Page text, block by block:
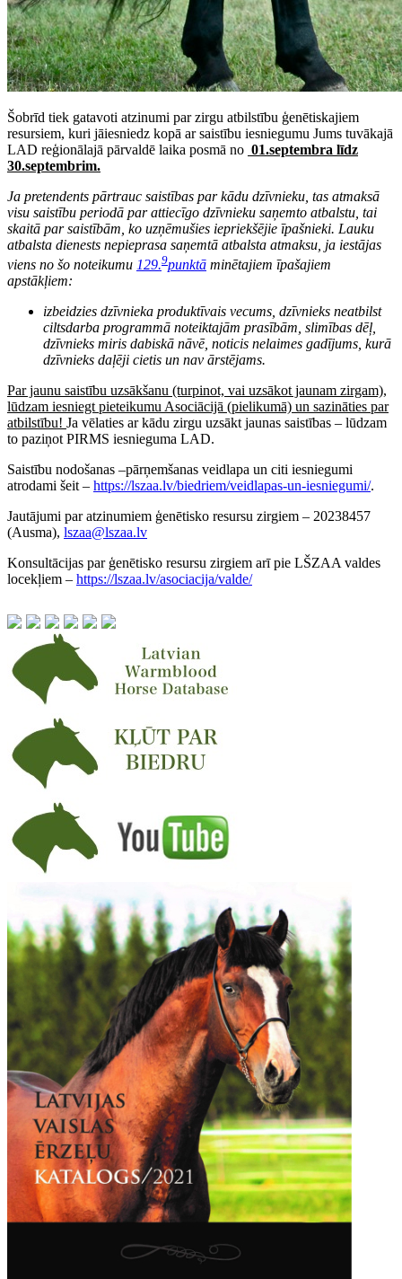
Šobrīd tiek gatavoti atzinumi par zirgu atbilstību ģenētiskajiem
resursiem, kuri jāiesniedz kopā ar saistību iesniegumu Jums tuvākajā
LAD reģionālajā pārvaldē laika posmā no 01.septembra līdz
30.septembrim.
Ja pretendents pārtrauc saistības par kādu dzīvnieku, tas atmaksā
visu saistību periodā par attiecīgo dzīvnieku saņemto atbalstu, tai
skaitā par saistībām, ko uzņēmušies iepriekšējie īpašnieki. Lauku
atbalsta dienests nepieprasa saņemtā atbalsta atmaksu, ja iestājas
viens no šo noteikumu 129.9punktā minētajiem īpašajiem
apstākļiem:
izbeidzies dzīvnieka produktīvais vecums, dzīvnieks neatbilst
ciltsdarba programmā noteiktajām prasībām, slimības dēļ,
dzīvnieks miris dabiskā nāvē, noticis nelaimes gadījums, kurā
dzīvnieks daļēji cietis un nav ārstējams.
Par jaunu saistību uzsākšanu (turpinot, vai uzsākot jaunam zirgam),
lūdzam iesniegt pieteikumu Asociācijā (pielikumā) un sazināties par
atbilstību! Ja vēlaties ar kādu zirgu uzsākt jaunas saistības – lūdzam
to paziņot PIRMS iesnieguma LAD.
Saistību nodošanas –pārņemšanas veidlapa un citi iesniegumi
atrodami šeit – https://lszaa.lv/biedriem/veidlapas-un-iesniegumi/.
Jautājumi par atzinumiem ģenētisko resursu zirgiem – 20238457
(Ausma), lszaa@lszaa.lv
Konsultācijas par ģenētisko resursu zirgiem arī pie LŠZAA valdes
locekļiem – https://lszaa.lv/asociacija/valde/